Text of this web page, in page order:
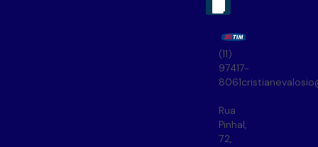
(11)
97417-
8061
Rua
Pinhal,
72,